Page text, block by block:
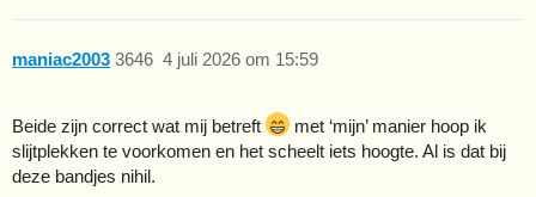
maniac2003 4 juli 2026 om 15:59
3646
Beide zijn correct wat mij betreft
met ‘mijn’ manier hoop ik
slijtplekken te voorkomen en het scheelt iets hoogte. Al is dat bij
deze bandjes nihil.